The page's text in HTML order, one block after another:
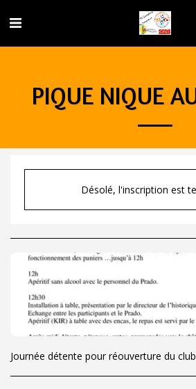
PIQUE NIQUE
Désolé, l'inscription est
Journée détente pour réouverture du